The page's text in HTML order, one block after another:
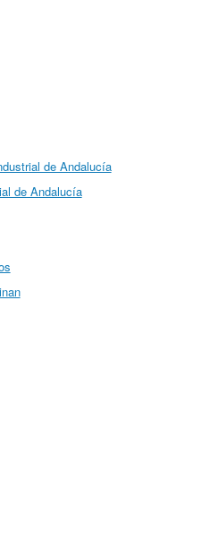
de Andalucía
de Andalucía